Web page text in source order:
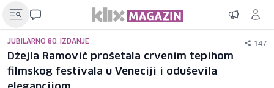
JUBILARNO 80. IZDANJE 147
Džejla Ramović prošetala crvenim tepihom
filmskog festivala u Veneciji i oduševila